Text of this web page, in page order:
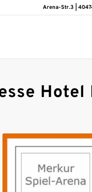
Arena-Str.3 |